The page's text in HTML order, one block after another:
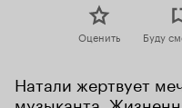
Оценить Буду
Натали жертвует
музыканта.